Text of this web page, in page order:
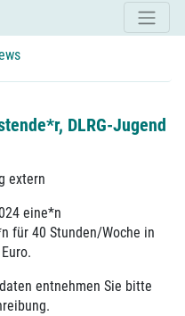
DLRG-Jugend
extern
eine*n
für 40 Stunden/Woche in
entnehmen Sie bitte